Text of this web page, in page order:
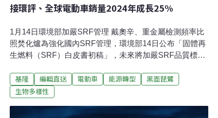
接環評、全球電動車銷量2024年成長25%
1月14日環境部加嚴SRF管理 戴奧辛、重金屬檢測頻率比
照焚化爐為強化國內SRF管理，環境部14日公布「固體再
生燃料（SRF）白皮書初稿」，未來將加嚴SRF品質標
率提高到一年四次，預計農曆年前正式發布「共通性事業
廢棄物作為固體再生燃料原料再利用管理辦法（簡稱SRF
導）永安濕地中毒黑面琵鷺「興達一號」康復 原地繫放高
基隆 編輯直送 電動車 能源轉型
黑面琵鷺
生物多樣性